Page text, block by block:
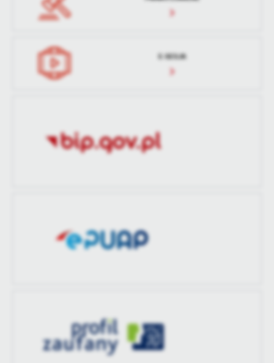
treści w postaci wiadomości, ofert, komunikatów mediów
społecznościowych.
E-SESJA